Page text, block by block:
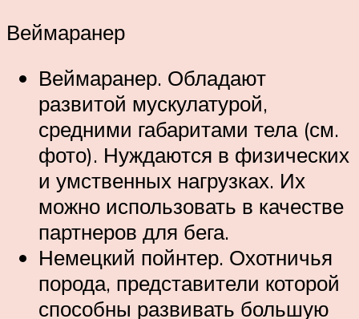
Веймаранер
Веймаранер. Обладают
развитой мускулатурой,
средними габаритами тела (см.
фото). Нуждаются в физических
и умственных нагрузках. Их
можно использовать в качестве
партнеров для бега.
Немецкий пойнтер. Охотничья
порода, представители которой
способны развивать большую